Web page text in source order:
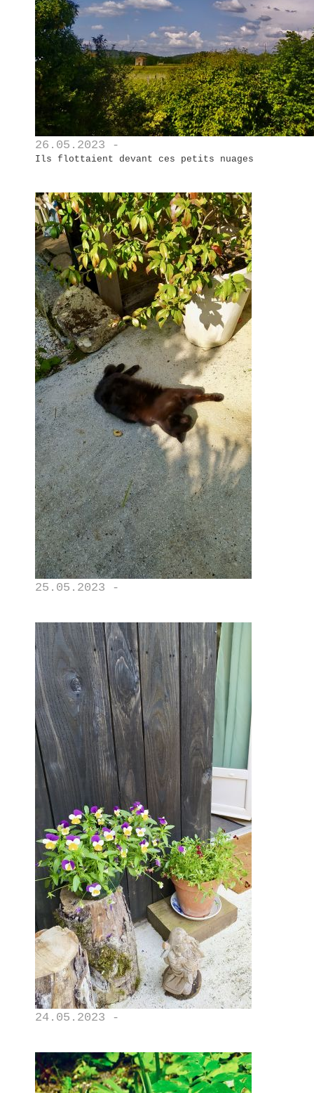
26.05.2023 -
Ils flottaient devant ces petits nuages
25.05.2023 -
24.05.2023 -